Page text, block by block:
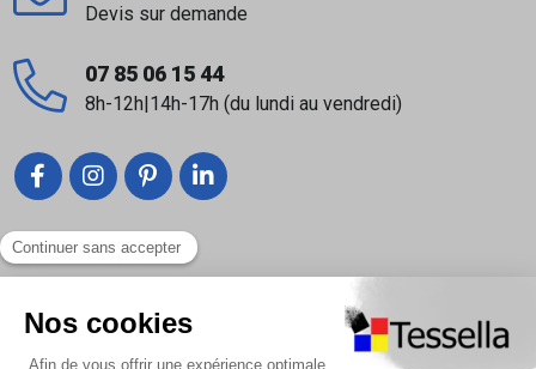
Liens utiles
Nous contacter
Devis sur demande
07 85 06 15 44
8h-12h|14h-17h (du lundi au vendredi)